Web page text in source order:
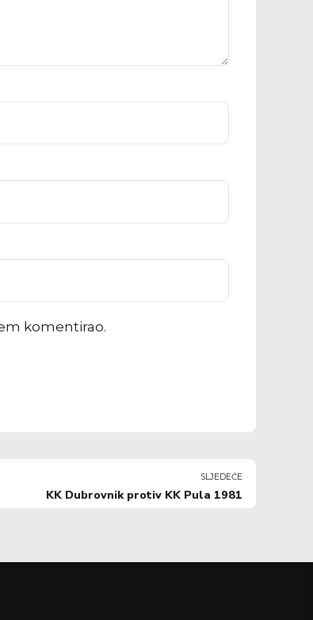
komentirao.
SLJEDEĆE
KK Dubrovnik protiv KK Pula 1981